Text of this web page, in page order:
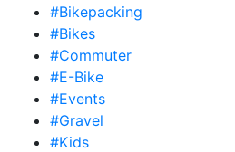
#Bikepacking
#Bikes
#Commuter
#E-Bike
#Events
#Gravel
#Kids